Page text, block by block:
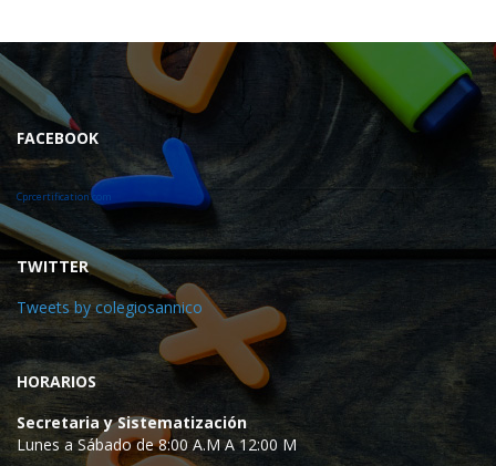
FACEBOOK
Cprcertification.com
TWITTER
Tweets by colegiosannico
HORARIOS
Secretaria y Sistematización
Lunes a Sábado de 8:00 A.M A 12:00 M